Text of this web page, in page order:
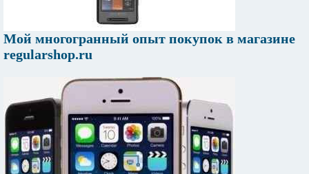
Мой многогранный опыт покупок в магазине
regularshop.ru